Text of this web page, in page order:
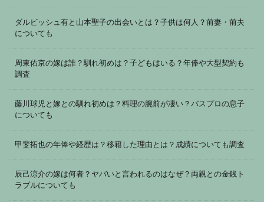
ダルビッシュ有と山本聖子の出会いとは？子供は何人？前妻・前夫
についても
周東佑京の嫁は誰？馴れ初めは？子どもはいる？年俸や大型契約も
調査
藤川球児と嫁との馴れ初めは？料理の腕前が凄い？バスプロの息子
についても
甲斐拓也の年俸や経歴は？移籍した理由とは？成績についても調査
辰己涼介の嫁は何者？ヤバいと言われるのはなぜ？両親との金銭ト
ラブルについても